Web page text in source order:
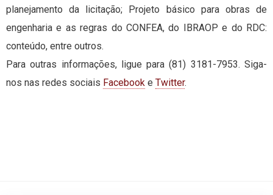
planejamento da licitação; Projeto básico para obras de
engenharia e as regras do CONFEA, do IBRAOP e do RDC:
conteúdo, entre outros.
Para outras informações, ligue para (81) 3181-7953. Siga-
nos nas redes sociais Facebook e Twitter.